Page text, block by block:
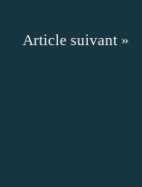
Article suivant »